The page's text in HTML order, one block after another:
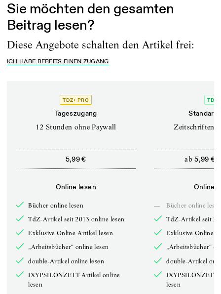
Sie möchten den gesamten
Beitrag lesen?
Diese Angebote schalten den Artikel frei:
ICH HABE BEREITS EINEN ZUGANG
TDZ+ PRO
Tageszugang
12 Stunden ohne Paywall
5,99 €
Online lesen
Bücher online lesen
TdZ-Artikel seit 2013 online lesen
Exklusive Online-Artikel lesen
„Arbeitsbücher“ online lesen
double-Artikel online lesen
IXYPSILONZETT-Artikel online
lesen
TDZ+
Standard
Zeitschriften
ab 5,99 €
Online
—
Bücher online
TdZ-Artikel seit
Exklusive Online-
„Arbeitsbücher“
double-Artikel
lesen